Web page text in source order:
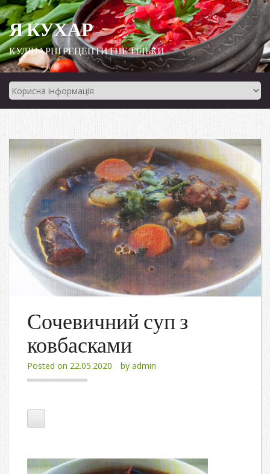
Я КУХАР
КУЛІНАРНІ РЕЦЕПТИ І НЕ ТІЛЬКИ
Сочевичний суп з
ковбасками
Posted on 22.05.2020 by admin